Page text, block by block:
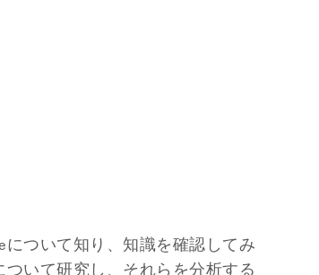
ついて知り、知識を確認してみ
いて研究し、それらを分析する